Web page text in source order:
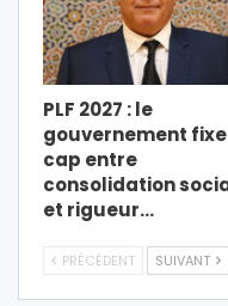
PLF 2027 : le
gouvernement
cap entre
consolidation
et rigueur…
PRÉCÉDENT SUIVANT